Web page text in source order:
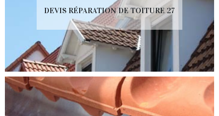
DEVIS RÉPARATION DE TOITURE 27